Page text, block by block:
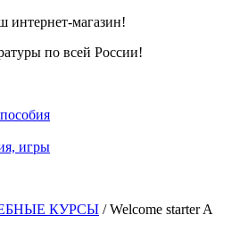
интернет-магазин!
по всей России!
игры
КУРСЫ / Welcome starter A